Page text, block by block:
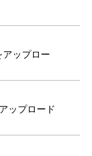
ップロー
ップロード